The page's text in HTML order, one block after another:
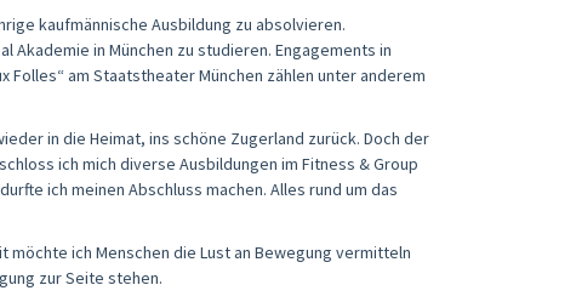
kaufmännische Ausbildung zu absolvieren.
Akademie in München zu studieren. Engagements in
Folles“ am Staatstheater München zählen unter anderem
in die Heimat, ins schöne Zugerland zurück. Doch der
ich mich diverse Ausbildungen im Fitness & Group
ich meinen Abschluss machen. Alles rund um das
möchte ich Menschen die Lust an Bewegung vermitteln
zur Seite stehen.